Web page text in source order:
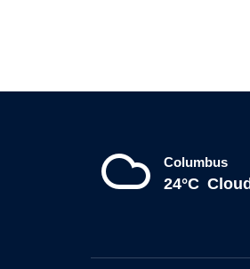
Columbus
24°C